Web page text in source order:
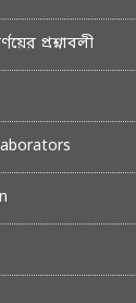
প্রশ্নাবলী